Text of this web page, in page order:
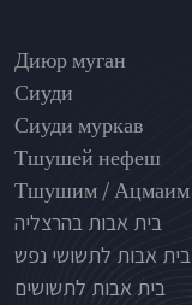
Nursinghouse type
Диюр муган
Сиуди
Сиуди муркав
Тшушей нефеш
Тшушим / Ацмаим
בית אבות בהרצליה
בית אבות לתשושי נפש
בית אבות לתשושים